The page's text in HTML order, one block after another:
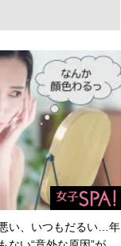
い、いつもだるい…年